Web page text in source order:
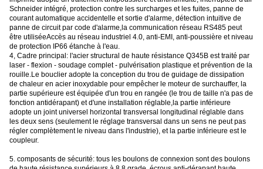
Schneider intégré, protection contre les surcharges et les fuites, panne de
courant automatique accidentelle et sortie d'alarme, détection intuitive de
panne de circuit par code d'alarme,la communication réseau RS485 peut
être utiliséeAccès au réseau industriel 4.0, anti-EMI, anti-poussière et niveau
de protection IP66 étanche à l'eau.
4, Cadre principal: l'acier structural de haute résistance Q345B est traité par
laser - flexion - soudage complet - pulvérisation plastique et prévention de la
rouille.Le bouclier adopte la conception du trou de guidage de dissipation
de chaleur en acier inoxydable pour empêcher le moteur de surchauffer, la
partie supérieure est équipée d'un trou en rangée (le trou de taille n'a pas de
fonction antidérapant) et d'une installation réglable,la partie inférieure
adopte un joint universel horizontal transversal longitudinal réglable dans
les deux sens (seulement le réglage transversal dans un sens ne peut pas
régler complètement le niveau dans l'industrie), et la partie inférieure est le
coupleur.
5. composants de sécurité: tous les boulons de connexion sont des boulons